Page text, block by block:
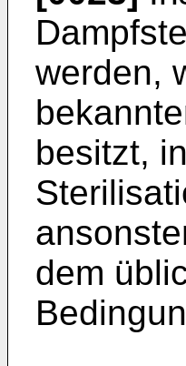
werden,
besitzt,
dem